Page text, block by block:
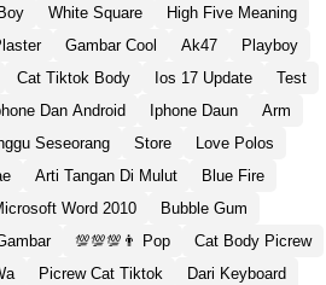
White Square
High Five Meaning
Gambar Cool Ak47
Playboy
Cat Tiktok Body Ios 17 Update
Test
Dan Android Iphone Daun
Arm
Seseorang Store
Love Polos
Arti Tangan Di Mulut
Blue Fire
Word 2010
Bubble Gum
💯💯💯👨 Pop
Cat Body Picrew
Picrew Cat Tiktok
Dari Keyboard